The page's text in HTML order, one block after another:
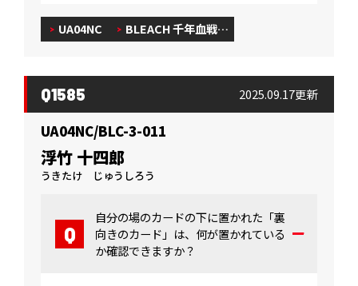
UA04NC BLEACH 千年血戦…
Q1585 2025.09.17更新
UA04NC/BLC-3-011
浮竹 十四郎
うきたけ じゅうしろう
自分の場のカードの下に置かれた「裏
向きのカード」は、何が置かれている
か確認できますか？